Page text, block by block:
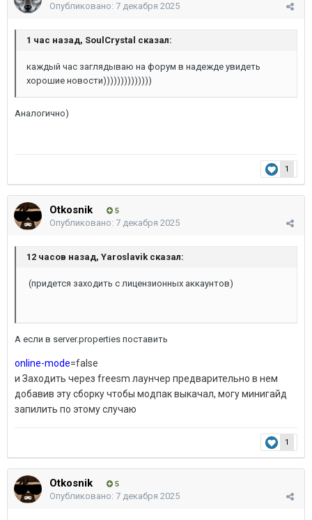
Опубликовано: 7 декабря 2025
1 час назад, SoulCrystal сказал:
каждый час заглядываю на форум в надежде увидеть
хорошие новости))))))))))))))
Аналогично)
1
Otkosnik 5
Опубликовано: 7 декабря 2025
12 часов назад, Yaroslavik сказал:
(придется заходить с лицензионных аккаунтов)
А если в server.properties поставить
online-mode=false
и Заходить через freesm лаунчер предварительно в нем
добавив эту сборку чтобы модпак выкачал, могу минигайд
запилить по этому случаю
1
Otkosnik 5
Опубликовано: 7 декабря 2025